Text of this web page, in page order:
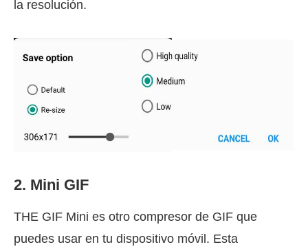
la resolución.
2. Mini GIF
THE GIF Mini es otro compresor de GIF que
puedes usar en tu dispositivo móvil. Esta